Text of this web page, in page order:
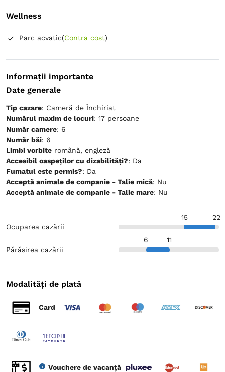
Wellness
Parc acvatic(Contra cost)
Informații importante
Date generale
Tip cazare: Cameră de Închiriat
Numărul maxim de locuri: 17 persoane
Număr camere: 6
Număr băi: 6
Limbi vorbite română, engleză
Accesibil oaspeților cu dizabilități?
: Da
Fumatul este permis?
: Da
Acceptă animale de companie - Talie mică
: Nu
Acceptă animale de companie - Talie mare
: Nu
Ocuparea cazării
15 22
Părăsirea cazării
6 11
Modalități de plată
Card
Vouchere de vacanță